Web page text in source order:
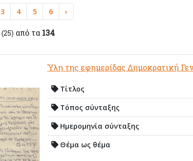
3 4 5 6 ›
(25) από τα 134
Ύλη της εφημερίδας Δημοκρατική
Τίτλος
Τόπος σύνταξης
Ημερομηνία σύνταξης
Θέμα ως θέμα